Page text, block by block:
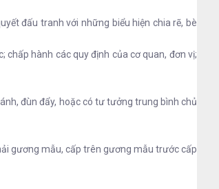
đấu tranh với những biểu hiện chia rẽ, bè
hành các quy định của cơ quan, đơn vị;
đùn đẩy, hoặc có tư tưởng trung bình chủ
gương mẫu, cấp trên gương mẫu trước cấp